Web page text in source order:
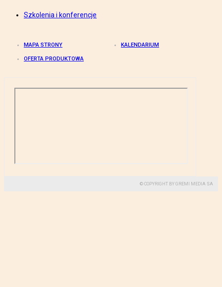
Szkolenia i konferencje
MAPA STRONY KALENDARIUM
OFERTA PRODUKTOWA
© COPYRIGHT BY GREMI MEDIA SA